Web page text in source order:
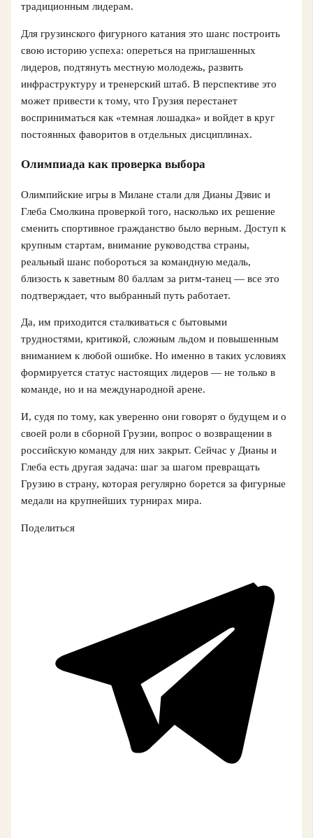
традиционным лидерам.
Для грузинского фигурного катания это шанс построить
свою историю успеха: опереться на приглашенных
лидеров, подтянуть местную молодежь, развить
инфраструктуру и тренерский штаб. В перспективе это
может привести к тому, что Грузия перестанет
восприниматься как «темная лошадка» и войдет в круг
постоянных фаворитов в отдельных дисциплинах.
Олимпиада как проверка выбора
Олимпийские игры в Милане стали для Дианы Дэвис и
Глеба Смолкина проверкой того, насколько их решение
сменить спортивное гражданство было верным. Доступ к
крупным стартам, внимание руководства страны,
реальный шанс побороться за командную медаль,
близость к заветным 80 баллам за ритм-танец — все это
подтверждает, что выбранный путь работает.
Да, им приходится сталкиваться с бытовыми
трудностями, критикой, сложным льдом и повышенным
вниманием к любой ошибке. Но именно в таких условиях
формируется статус настоящих лидеров — не только в
команде, но и на международной арене.
И, судя по тому, как уверенно они говорят о будущем и о
своей роли в сборной Грузии, вопрос о возвращении в
российскую команду для них закрыт. Сейчас у Дианы и
Глеба есть другая задача: шаг за шагом превращать
Грузию в страну, которая регулярно борется за фигурные
медали на крупнейших турнирах мира.
Поделиться